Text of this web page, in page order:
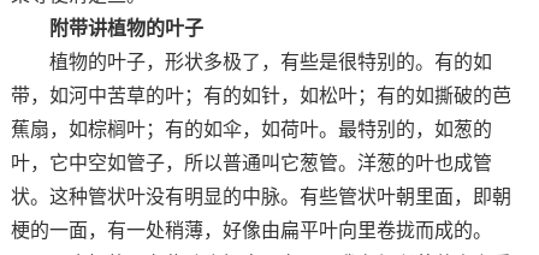
附带讲植物的叶子
植物的叶子，形状多极了，有些是很特别的。有的如
带，如河中苦草的叶；有的如针，如松叶；有的如撕破的芭
蕉扇，如棕榈叶；有的如伞，如荷叶。最特别的，如葱的
叶，它中空如管子，所以普通叫它葱管。洋葱的叶也成管
状。这种管状叶没有明显的中脉。有些管状叶朝里面，即朝
梗的一面，有一处稍薄，好像由扁平叶向里卷拢而成的。